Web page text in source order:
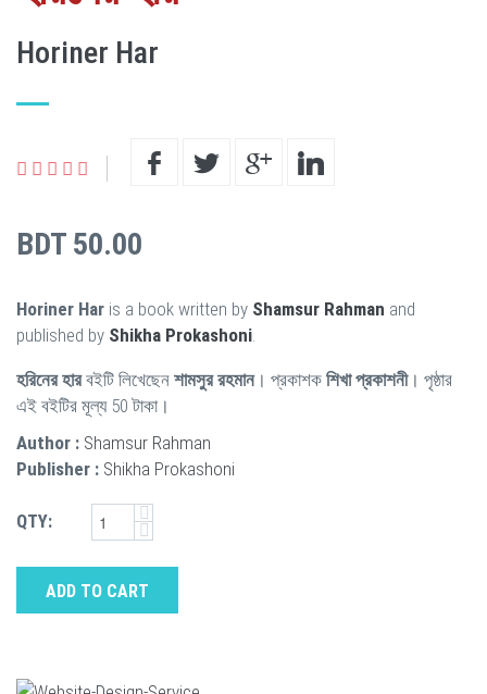
Horiner Har
BDT 50.00
Horiner Har is a book written by Shamsur Rahman and
published by Shikha Prokashoni
হরিনের হারবইটি লিখেছেন শামসুর রহমান। প্রকাশক শিখা প্রকাশনী। পৃষ্ঠার
এই বইটির মূল্য 50 টাকা।
Author : Shamsur Rahman
Publisher : Shikha Prokashoni
QTY:
ADD TO CART